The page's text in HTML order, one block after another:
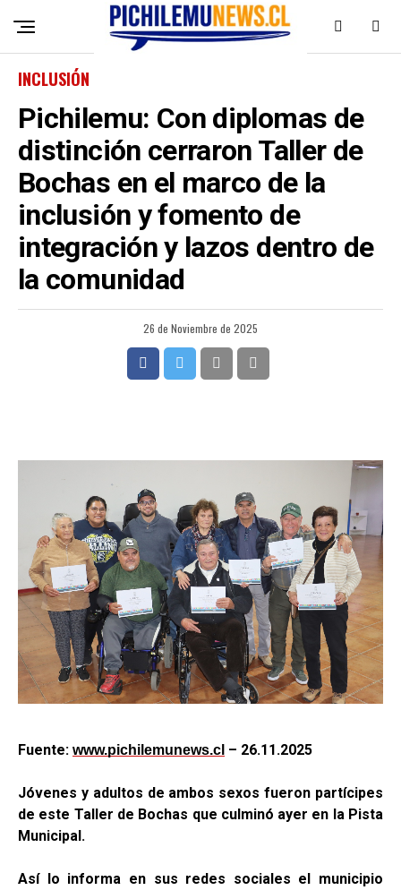
INCLUSIÓN
Pichilemu: Con diplomas de
distinción cerraron Taller de
Bochas en el marco de la
inclusión y fomento de
integración y lazos dentro de
la comunidad
26 de Noviembre de 2025
Fuente: www.pichilemunews.cl – 26.11.2025
Jóvenes y adultos de ambos sexos fueron partícipes
de este Taller de Bochas que culminó ayer en la Pista
Municipal.
Así lo informa en sus redes sociales el municipio